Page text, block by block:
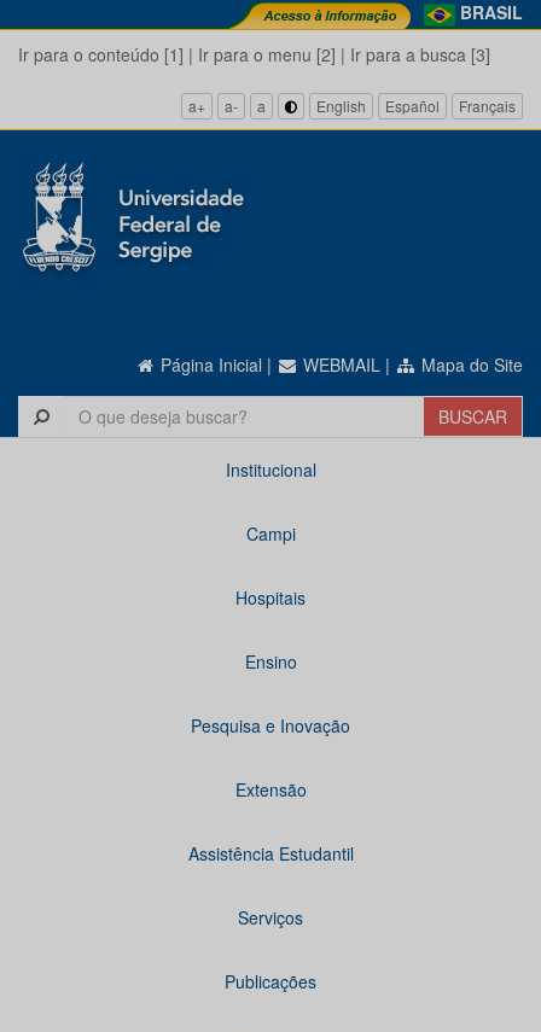
BRASIL
Ir para o conteúdo [1] | Ir para o menu [2] | Ir para a busca [3]
a+ a- a English Español Français
Página Inicial | WEBMAIL | Mapa do Site
Institucional
Campi
Hospitais
Ensino
Pesquisa e Inovação
Extensão
Assistência Estudantil
Serviços
Publicações